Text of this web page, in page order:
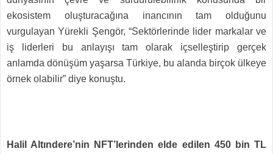
ekosistem oluşturacağına inancının tam olduğunu
vurgulayan Yürekli Şengör, “Sektörlerinde lider markalar ve
iş liderleri bu anlayışı tam olarak içselleştirip gerçek
anlamda dönüşüm yaşarsa Türkiye, bu alanda birçok ülkeye
örnek olabilir” diye konuştu.
Halil Altındere’nin NFT’lerinden elde edilen 450 bin TL